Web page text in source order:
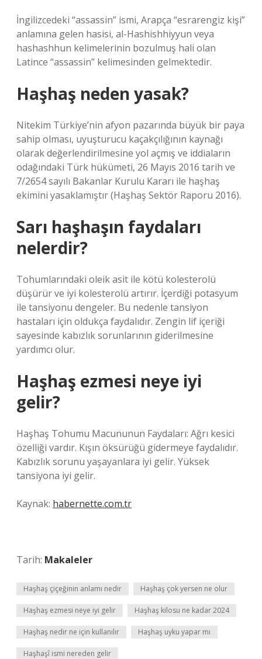
İngilizcedeki “assassin” ismi, Arapça “esrarengiz kişi”
anlamına gelen hasisi, al-Hashishhiyyun veya
hashashhun kelimelerinin bozulmuş hali olan
Latince “assassin” kelimesinden gelmektedir.
Haşhaş neden yasak?
Nitekim Türkiye’nin afyon pazarında büyük bir paya
sahip olması, uyuşturucu kaçakçılığının kaynağı
olarak değerlendirilmesine yol açmış ve iddiaların
odağındaki Türk hükümeti, 26 Mayıs 2016 tarih ve
7/2654 sayılı Bakanlar Kurulu Kararı ile haşhaş
ekimini yasaklamıştır (Haşhaş Sektör Raporu 2016).
Sarı haşhaşın faydaları
nelerdir?
Tohumlarındaki oleik asit ile kötü kolesterolü
düşürür ve iyi kolesterolü artırır. İçerdiği potasyum
ile tansiyonu dengeler. Bu nedenle tansiyon
hastaları için oldukça faydalıdır. Zengin lif içeriği
sayesinde kabızlık sorunlarının giderilmesine
yardımcı olur.
Haşhaş ezmesi neye iyi
gelir?
Haşhaş Tohumu Macununun Faydaları: Ağrı kesici
özelliği vardır. Kışın öksürüğü gidermeye faydalıdır.
Kabızlık sorunu yaşayanlara iyi gelir. Yüksek
tansiyona iyi gelir.
Kaynak: habernette.com.tr
Tarih: Makaleler
Haşhaş çiçeğinin anlamı nedir Haşhaş çok yersen ne olur
Haşhaş ezmesi neye iyi gelir Haşhaş kilosu ne kadar 2024
Haşhaş nedir ne için kullanılır Haşhaş uyku yapar mı
Haşhaşî ismi nereden gelir